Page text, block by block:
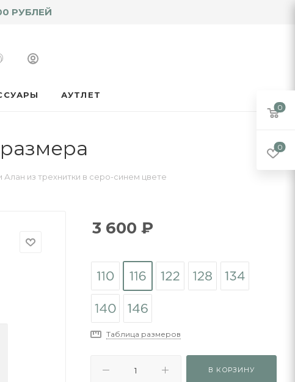
РУБЛЕЙ
АУТЛЕТ
Алан из трехнитки в серо-синем цвете
3 600 ₽
Таблица размеров
В КОРЗИНУ
0
0